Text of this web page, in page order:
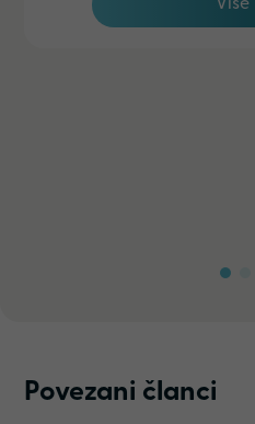
Više
Povezani članci